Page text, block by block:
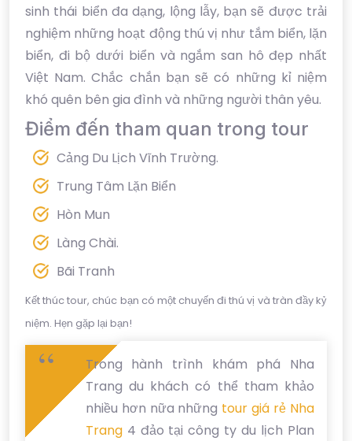
sinh thái biển đa dạng, lộng lẫy, bạn sẽ được trải
nghiệm những hoạt động thú vị như tắm biển, lặn
biển, đi bộ dưới biển và ngắm san hô đẹp nhất
Việt Nam. Chắc chắn bạn sẽ có những kỉ niệm
khó quên bên gia đình và những người thân yêu.
Điểm đến tham quan trong tour
Cảng Du Lịch Vĩnh Trường.
Trung Tâm Lặn Biển
Hòn Mun
Làng Chài.
Bãi Tranh
Kết thúc tour, chúc bạn có một chuyến đi thú vị và tràn đầy kỷ
niệm. Hẹn gặp lại bạn!
Trong hành trình khám phá Nha
Trang du khách có thể tham khảo
nhiều hơn nữa những tour giá rẻ Nha
Trang4 đảo tại công ty du lịch Plan